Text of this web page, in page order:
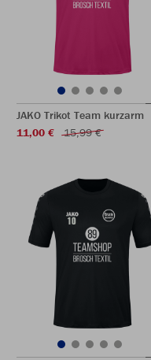
JAKO Trikot Team kurzarm
11,00 €
15,99 €